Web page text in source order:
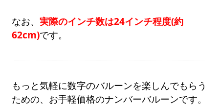
なお、実際のインチ数は24インチ程度(約
62cm)です。
もっと気軽に数字のバルーンを楽しんでもらう
ための、お手軽価格のナンバーバルーンです。